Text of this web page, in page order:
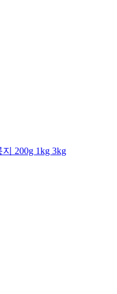
200g 1kg 3kg